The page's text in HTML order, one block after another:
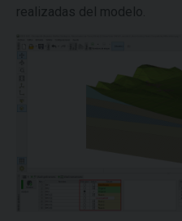
realizadas del modelo.